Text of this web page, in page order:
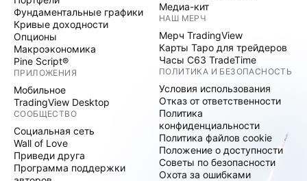
Фундаментальные графики
Кривые доходности
Опционы
Макроэкономика
Pine Script®
ПРИЛОЖЕНИЯ
Мобильное
TradingView Desktop
СООБЩЕСТВО
Социальная сеть
Wall of Love
Приведи друга
Программа поддержки
Медиа-кит
НАШ МЕРЧ
Мерч TradingView
Карты Таро для трейдеров
Часы C63 TradeTime
ПОЛИТИКА И БЕЗОПАСНОСТЬ
Условия использования
Отказ от ответственности
Политика
конфиденциальности
Политика файлов cookie
Положение о доступности
Советы по безопасности
Охота за ошибками